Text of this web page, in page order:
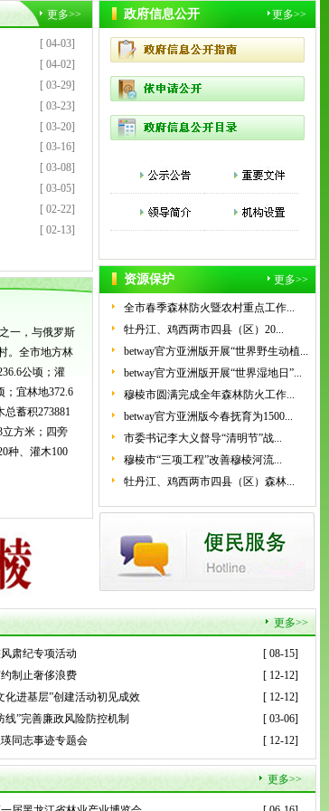
更多>>
[ 04-03]
[ 04-02]
[ 03-29]
[ 03-23]
[ 03-20]
[ 03-16]
[ 03-08]
[ 03-05]
[ 02-22]
[ 02-13]
一，与俄罗斯
。全市地方林
公顷；灌
；宜林地372.6
蓄积273881
立方米；四旁
种、灌木100
政府信息公开 更多>>
资源保护 更多>>
全市春季森林防火暨农村重点工作...
牡丹江、鸡西两市四县（区）20...
betway官方亚洲版开展“世界野生动植...
betway官方亚洲版开展“世界湿地日”...
穆棱市圆满完成全年森林防火工作...
betway官方亚洲版今春抚育为1500...
市委书记李大义督导“清明节”战...
穆棱市“三项工程”改善穆棱河流...
牡丹江、鸡西两市四县（区）森林...
更多>>
肃纪专项活动
[ 08-15]
制止奢侈浪费
[ 12-12]
化进基层”创建活动初见成效
[ 12-12]
线”完善廉政风险防控机制
[ 03-06]
同志事迹专题会
[ 12-12]
更多>>